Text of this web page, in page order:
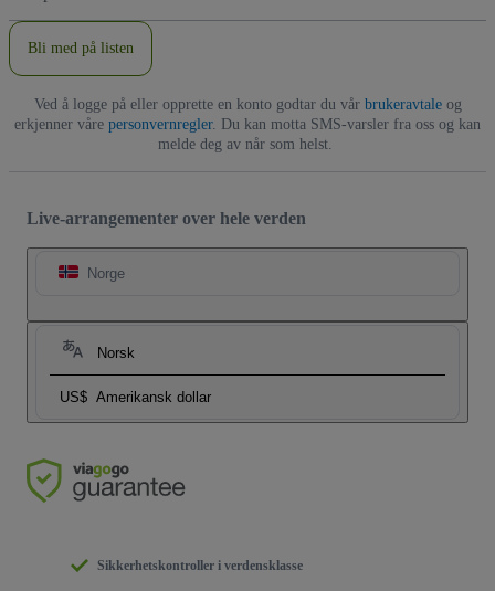
Bli med på listen
Ved å logge på eller opprette en konto godtar du vår brukeravtaleog
erkjenner våre personvernregler. Du kan motta SMS-varsler fra oss og kan
melde deg av når som helst.
Live-arrangementer over hele verden
Norge
Norsk
US$ Amerikansk dollar
Sikkerhetskontroller i verdensklasse